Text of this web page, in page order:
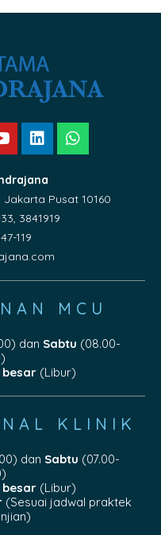
Jakarta Pusat 10160
3841919
119
MCU
dan Sabtu (08.00-
(Libur)
KLINIK
dan Sabtu (07.00-
(Libur)
(Sesuai jadwal praktek